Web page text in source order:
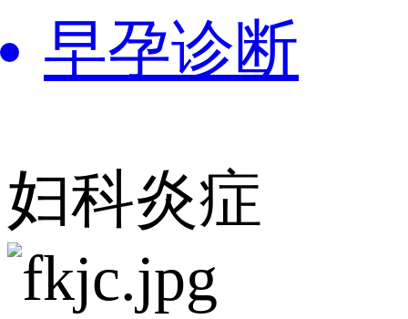
早孕诊断
妇科炎症